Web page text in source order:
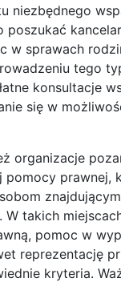
niezbędnego
poszukać
w sprawach
tego
konsultacje
się w
organizacje
pomocy prawnej,
W takich
pomoc w
reprezentację
kryteria.